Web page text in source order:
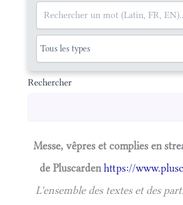
Rechercher
Messe, vêpres et complies en
de Pluscardenhttps://
L'ensemble des textes et des